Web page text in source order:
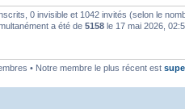
0 invisible et 1042 invités (selon le
a été de 5158 le 17 mai 2026,
• Notre membre le plus récent est